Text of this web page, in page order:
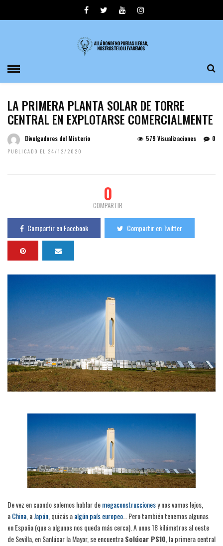
LA PRIMERA PLANTA SOLAR DE TORRE
CENTRAL EN EXPLOTARSE COMERCIALMENTE
Divulgadores del Misterio
PUBLICADO EL 24/12/2020
0
579 Visualizaciones
0
COMPARTIR
Compartir en Facebook Compartir en Twitter
De vez en cuando solemos hablar demegaconstruccionesy nos vamos lejos,
aChina, aJapón, quizás aalgún país europeo… Pero también tenemos algunas
en España (que a algunos nos queda más cerca). A unos 18 kilómetros al oeste
de Sevilla, en Sanlúcar la Mayor, se encuentraSolúcar PS10, la primera central